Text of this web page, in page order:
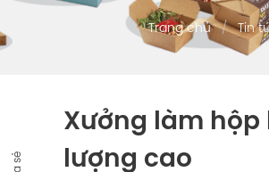
Trang chủ Tin
Xưởng làm
lượng cao